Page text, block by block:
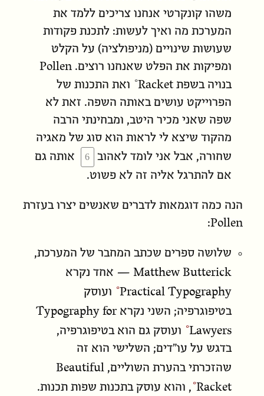
משהו קונקרטי אנחנו צריכים ללמד את
המערכת מה ואיך לעשות: לתכנת פקודות
שעושות שינויים (מניפולציה) על הקלט
ומפיקות את הפלט שאנחנו רוצים. Pollen
בנויה בשפתRacket
ואת התכנות של
הפרוייקט עושים באותה השפה. זאת לא
שפה שאני מכיר היטב, ומבחינתי הרבה
מהקוד שיצא לי לראות הוא סוג של מאגיה
שחורה, אבל אני לומד לאהוב
אותה גם
אם להתרגל אליה זה לא פשוט.
הנה כמה דוגמאות לדברים שאנשים יצרו בעזרת
Pollen:
שלושה ספרים שכתב המחבר של המערכת,
Matthew Butterick— אחד נקרא
Practical Typography
ועוסק
בטיפוגרפיה; השני נקרא Typography for
Lawyers
ועוסק גם הוא בטיפוגרפיה,
בדגש על עו״דים; השלישי הוא זה
שהזכרתי בהערת השוליים, Beautiful
Racket , והוא עוסק בתכנות שפות תכנות.